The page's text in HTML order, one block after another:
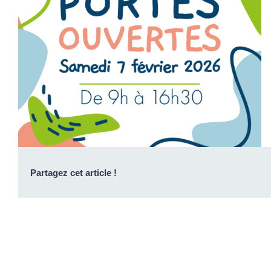
Partagez cet article !